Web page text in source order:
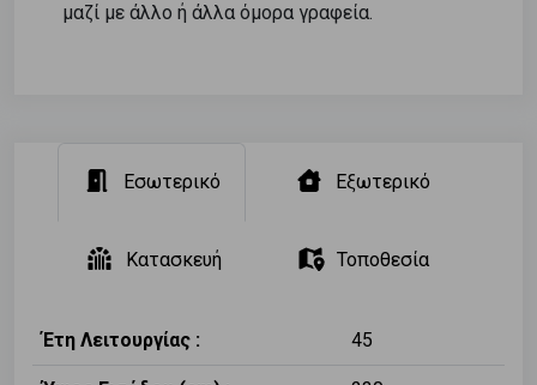
μαζί με άλλο ή άλλα όμορα γραφεία.
Εσωτερικό Εξωτερικό
Κατασκευή Τοποθεσία
Έτη Λειτουργίας : 45